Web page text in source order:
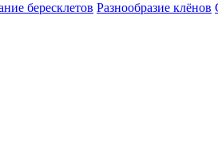
бересклетов Разнообразие клёнов